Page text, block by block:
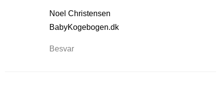
Noel Christensen
BabyKogebogen.dk
Besvar